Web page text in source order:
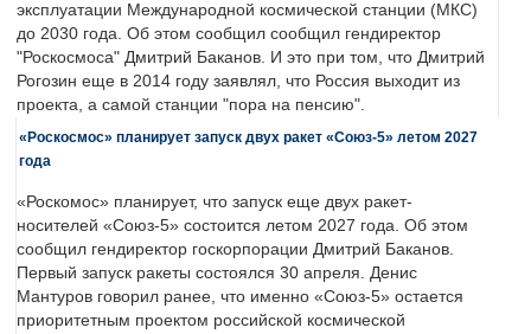
эксплуатации Международной космической станции (МКС)
до 2030 года. Об этом сообщил сообщил гендиректор
"Роскосмоса" Дмитрий Баканов. И это при том, что Дмитрий
Рогозин еще в 2014 году заявлял, что Россия выходит из
проекта, а самой станции "пора на пенсию".
«Роскосмос» планирует запуск двух ракет «Союз-5» летом 2027
года
«Роскомос» планирует, что запуск еще двух ракет-
носителей «Союз-5» состоится летом 2027 года. Об этом
сообщил гендиректор госкорпорации Дмитрий Баканов.
Первый запуск ракеты состоялся 30 апреля. Денис
Мантуров говорил ранее, что именно «Союз-5» остается
приоритетным проектом российской космической